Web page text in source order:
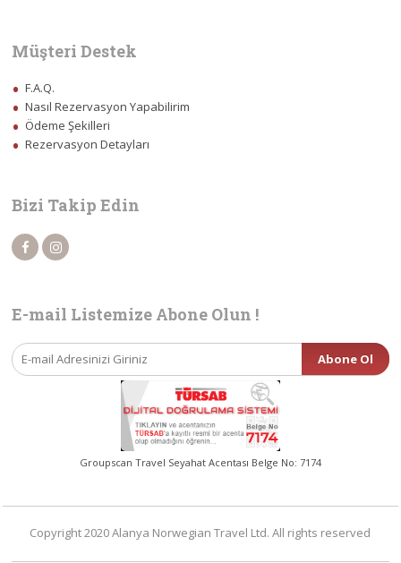
Müşteri Destek
F.A.Q.
Nasıl Rezervasyon Yapabilirim
Ödeme Şekilleri
Rezervasyon Detayları
Bizi Takip Edin
E-mail Listemize Abone Olun !
Groupscan Travel Seyahat Acentası Belge No: 7174
Copyright 2020 Alanya Norwegian Travel Ltd. All rights reserved